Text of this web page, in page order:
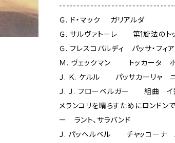
Ｇ. ド・マック ガリアルダ
Ｇ. サルヴァトーレ 第1旋法のト
Ｇ. フレスコバルディ パッサ・フィ
Ｍ. ヴェックマン トッカータ ホ
Ｊ. Ｋ. ケルル パッサカーリャ
Ｊ. Ｊ. フローベルガー 組曲 イ
メランコリを晴らすためにロンドン
ー ラント、サラバンド
Ｊ. パッヘルベル チャッコーナ